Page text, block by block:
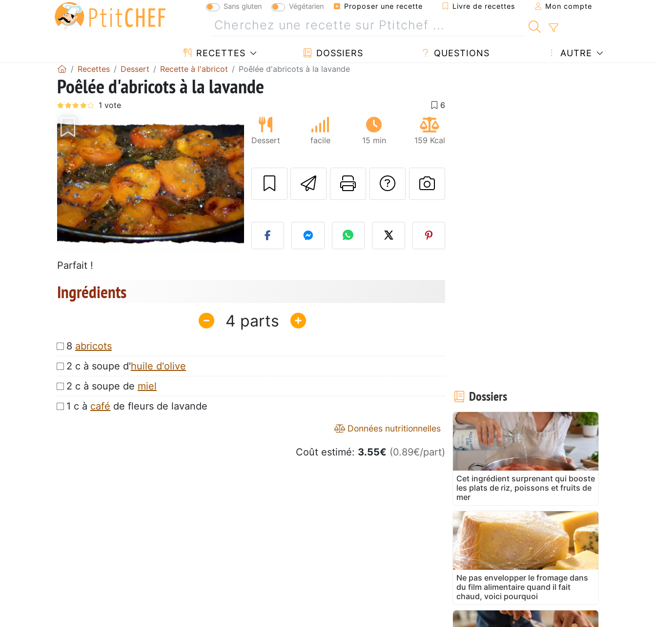
Sans gluten Végétarien Proposer une recette Livre de recettes Mon compte
RECETTES DOSSIERS QUESTIONS AUTRE
Recettes Dessert Recette à l'abricot Poêlée d'abricots à la lavande
Poêlée d'abricots à la lavande
Dessert facile 15 min 159 Kcal
Envoyer cette recette à un ami
Imprimer cette page
Poser une question à l'auteur
Publier votre photo de cette
Parfait !
Ingrédients
4
8 abricots
2 c à soupe d'huile d'olive
2 c à soupe de miel
1 c à café de fleurs de lavande
Données nutritionnelles
Coût estimé: 3.55€ (0.89€/part)
Dossiers
Cet ingrédient surprenant qui booste
les plats de riz, poissons et fruits de
mer
Ne pas envelopper le fromage dans
du film alimentaire quand il fait
chaud, voici pourquoi